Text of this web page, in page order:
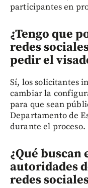
participantes en
¿Tengo que
redes
pedir el
Sí, los solicitantes
cambiar la
para que sean
Departamento de
durante el proceso.
¿Qué buscan
autoridades
redes